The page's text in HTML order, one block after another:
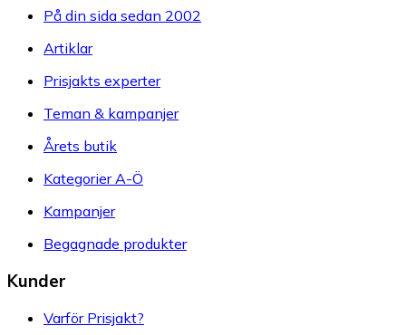
På din sida sedan 2002
Artiklar
Prisjakts experter
Teman & kampanjer
Årets butik
Kategorier A-Ö
Kampanjer
Begagnade produkter
Kunder
Varför Prisjakt?